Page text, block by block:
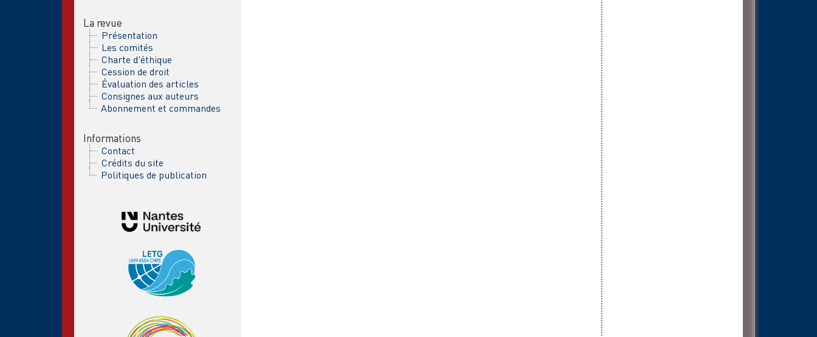
La revue
Présentation
Les comités
Charte d'éthique
Cession de droit
Évaluation des articles
Consignes aux auteurs
Abonnement et commandes
Informations
Contact
Crédits du site
Politiques de publication